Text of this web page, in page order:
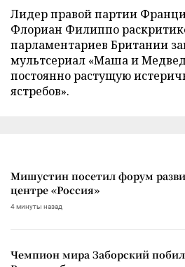
Лидер правой партии
Флориан Филиппо
парламентариев Британии
мультсериал «Маша и
постоянно растущую
ястребов».
Мишустин посетил форум
центре «Россия»
4 минуты назад
Чемпион мира Заборский